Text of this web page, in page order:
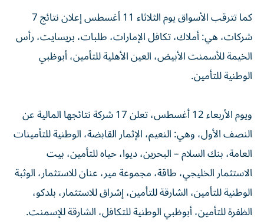
كما تترقب الأسواق يوم الثلاثاء 11 أغسطس إعلان نتائج 7
شركات، هي: أملاك، تكافل الإمارات، طلبات، بريسايت، رأس
الخيمة للأسمنت الأبيض، العين الأهلية للتأمين، أبوظبي
الوطنية للتأمين.
ويوم الأربعاء 12 أغسطس، تعلن 17 شركة نتائجها المالية عن
النصف الأول، وهي: النعيم، الإثمار القابضة، الوطنية للتأمينات
العامة، بنك السلام – البحرين، ديوا، حياه للتأمين، بيت
الاستثمار الخليجي، طاقة، مجموعة مير، عنان للاستثمار، الوثبة
الوطنية للتأمين، الشارقة للتأمين، إشراق للاستثمار، بلدكو،
الظفرة للتأمين، أبوظبي الوطنية للتكافل، الشارقة للإسمنت.